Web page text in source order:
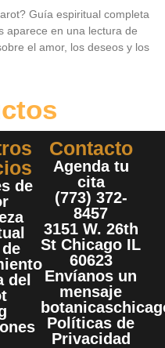
Guía espiritual completa
aparece en una lectura de
el amor, los deseos y los
de
del
Contacto
Agenda tu
cita
(773) 372-
8457
3151 W. 26th
St Chicago IL
60623
Envíanos un
mensaje
Políticas de
Privacidad